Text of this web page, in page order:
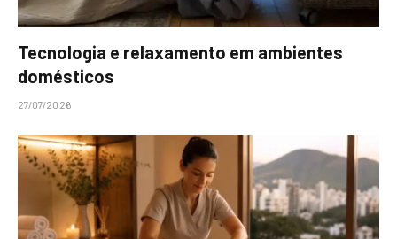
Tecnologia e relaxamento em ambientes
domésticos
27/07/2026